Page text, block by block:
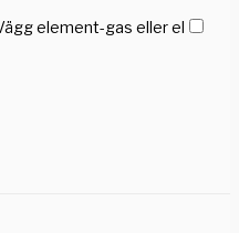
element-gas eller el